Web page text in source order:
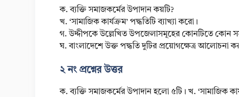
ক. ব্যক্তি সমাজকর্মের উপাদান কয়টি?
খ. ‘সামাজিক কার্যক্রম’ পদ্ধতিটি ব্যাখ্যা করো।
গ. উদ্দীপকে উল্লেখিত উপজেলাসমূহের কোনটিতে কোন
ঘ. বাংলাদেশে উক্ত পদ্ধতি দুটির প্রয়োগক্ষেত্র আলোচনা
২ নং প্রশ্নের উত্তর
ক. ব্যক্তি সমাজকর্মের উপাদান হলো ৫টি। খ. ‘সামাজিক